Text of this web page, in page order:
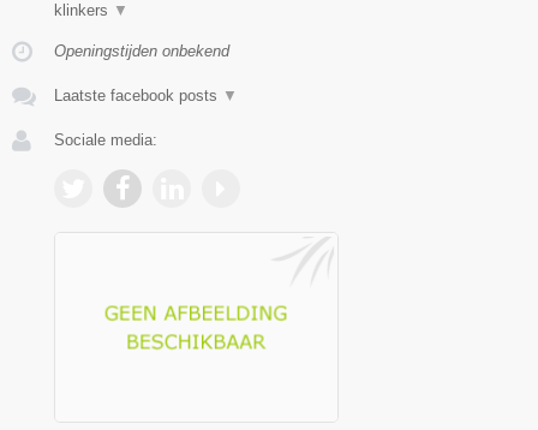
klinkers ▼
Openingstijden onbekend
Laatste facebook posts ▼
Sociale media: